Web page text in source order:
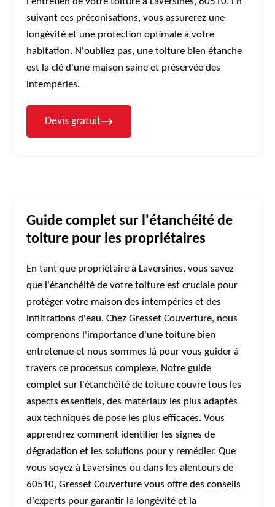
suivant ces préconisations, vous assurerez une
longévité et une protection optimale à votre
habitation. N'oubliez pas, une toiture bien étanche
est la clé d'une maison saine et préservée des
intempéries.
Devis gratuit
Guide complet sur l'étanchéité de
toiture pour les propriétaires
En tant que propriétaire à Laversines, vous savez
que l'étanchéité de votre toiture est cruciale pour
protéger votre maison des intempéries et des
infiltrations d'eau. Chez Gresset Couverture, nous
comprenons l'importance d'une toiture bien
entretenue et nous sommes là pour vous guider à
travers ce processus complexe. Notre guide
complet sur l'étanchéité de toiture couvre tous les
aspects essentiels, des matériaux les plus adaptés
aux techniques de pose les plus efficaces. Vous
apprendrez comment identifier les signes de
dégradation et les solutions pour y remédier. Que
vous soyez à Laversines ou dans les alentours de
60510, Gresset Couverture vous offre des conseils
d'experts pour garantir la longévité et la